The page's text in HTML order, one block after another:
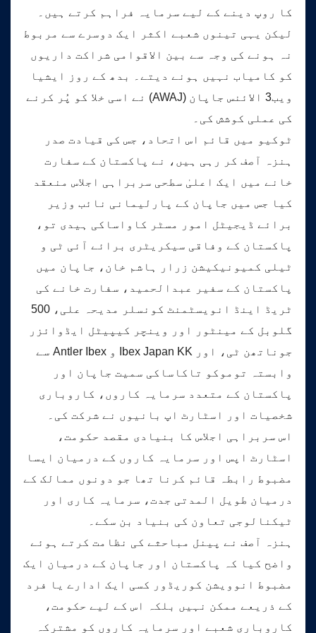
کا روپ دینے کے لیے سرمایہ فراہم کرتے ہیں۔
لیکن یہی تینوں شعبے اکثر ایک دوسرے سے مربوط
نہ ہونے کی وجہ سے بین الاقوامی شراکت داریوں
کو کامیاب نہیں ہونے دیتے۔ بدھ کے روز ایشیا
ویب3 الائنس جاپان (AWAJ) نے اسی خلا کو پُر کرنے
کی عملی کوشش کی۔
ٹوکیو میں قائم اس اتحاد، جس کی قیادت صدر
ہنزہ آصف کر رہی ہیں، نے پاکستان کے سفارت
خانے میں ایک اعلیٰ سطحی سربراہی اجلاس منعقد
کیا جس میں جاپان کے پارلیمانی نائب وزیر
برائے ڈیجیٹل امور مسٹر کاواساکی ہیدی تو،
پاکستان کے وفاقی سیکریٹری برائے آئی ٹی و
ٹیلی کمیونیکیشن زرار ہاشم خان، جاپان میں
پاکستان کے سفیر عبدالحمید، سفارت خانے کی
ٹریڈ اینڈ انویسٹمنٹ کونسلر مدیحہ علی، 500
گلوبل کے مینٹور اور وینچر کیپیٹل ایڈوائزر
جوناتھن ٹی، اور Ibex Japan KK و Antler Ibex سے
وابستہ توموکو تاکاساکی سمیت جاپان اور
پاکستان کے متعدد سرمایہ کاروں، کاروباری
شخصیات اور اسٹارٹ اپ بانیوں نے شرکت کی۔
اس سربراہی اجلاس کا بنیادی مقصد حکومت،
اسٹارٹ اپس اور سرمایہ کاروں کے درمیان ایسا
مضبوط رابطہ قائم کرنا تھا جو دونوں ممالک کے
درمیان طویل المدتی جدت، سرمایہ کاری اور
ٹیکنالوجی تعاون کی بنیاد بن سکے۔
ہنزہ آصف نے پینل مباحثے کی نظامت کرتے ہوئے
واضح کیا کہ پاکستان اور جاپان کے درمیان ایک
مضبوط انوویشن کوریڈور کسی ایک ادارے یا فرد
کے ذریعے ممکن نہیں بلکہ اس کے لیے حکومت،
کاروباری شعبے اور سرمایہ کاروں کو مشترکہ